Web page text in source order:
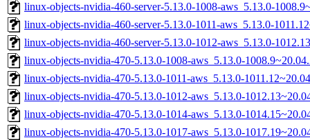
linux-objects-nvidia-460-server-5.13.0-1008-aws_5.13.0-
linux-objects-nvidia-460-server-5.13.0-1011-aws_5.13.0-
linux-objects-nvidia-460-server-5.13.0-1012-aws_5.13.0-
linux-objects-nvidia-470-5.13.0-1008-aws_5.13.0-
linux-objects-nvidia-470-5.13.0-1011-aws_5.13.0-
linux-objects-nvidia-470-5.13.0-1012-aws_5.13.0-
linux-objects-nvidia-470-5.13.0-1014-aws_5.13.0-
linux-objects-nvidia-470-5.13.0-1017-aws_5.13.0-